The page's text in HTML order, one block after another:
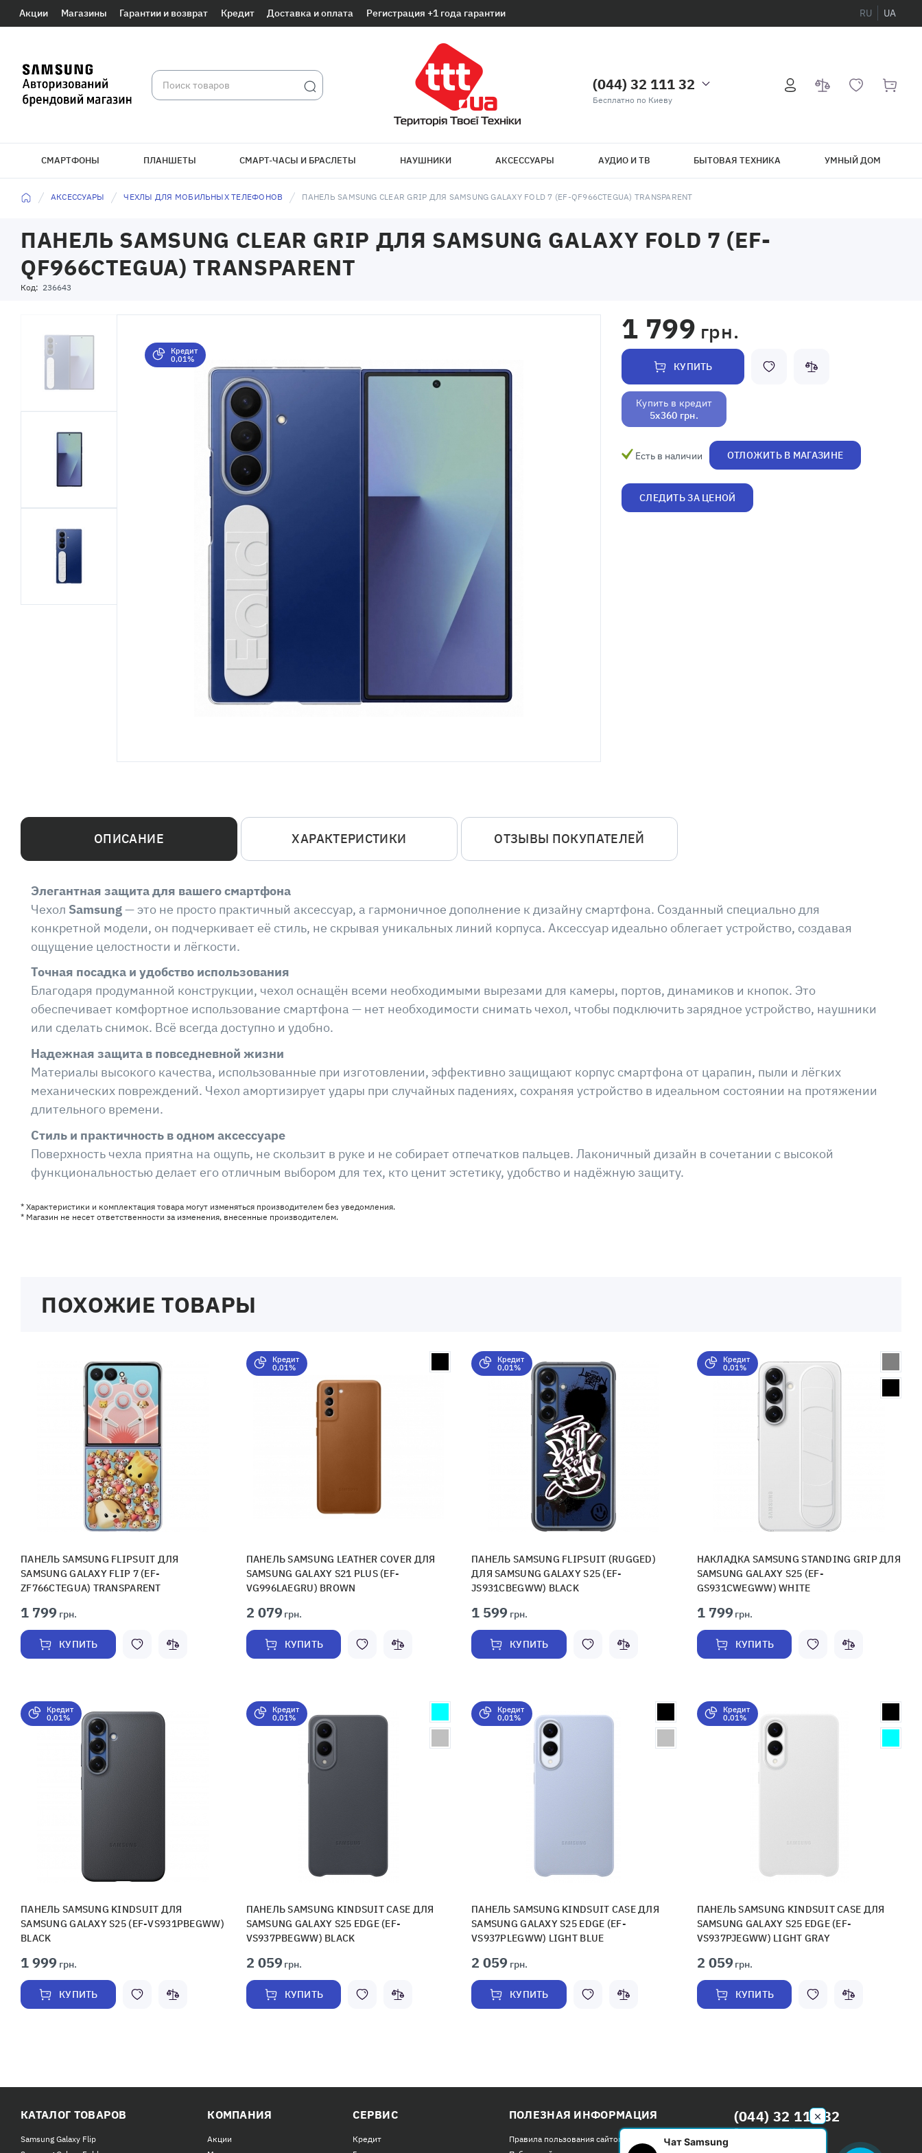
Акции Магазины Гарантии и возврат Кредит Доставка и оплата Регистрация +1 года гарантии RU UA
(044) 32 111 32
Бесплатно по Киеву
СМАРТФОНЫ ПЛАНШЕТЫ СМАРТ-ЧАСЫ И БРАСЛЕТЫ НАУШНИКИ АКСЕССУАРЫ АУДИО И ТВ БЫТОВАЯ ТЕХНИКА УМНЫЙ ДОМ
АКСЕССУАРЫ ЧЕХЛЫ ДЛЯ МОБИЛЬНЫХ ТЕЛЕФОНОВ ПАНЕЛЬ SAMSUNG CLEAR GRIP ДЛЯ SAMSUNG GALAXY FOLD 7 (EF-QF966CTEGUA) TRANSPARENT
ПАНЕЛЬ SAMSUNG CLEAR GRIP ДЛЯ SAMSUNG GALAXY FOLD 7 (EF-
QF966CTEGUA) TRANSPARENT
Код: 236643
Кредит
0,01%
1 799 грн.
КУПИТЬ
Купить в кредит
5x360 грн.
Есть в наличии ОТЛОЖИТЬ В МАГАЗИНЕ
СЛЕДИТЬ ЗА ЦЕНОЙ
ОПИСАНИЕ
Элегантная защита для вашего смартфона
Чехол Samsung— это не просто практичный аксессуар, а гармоничное дополнение к дизайну смартфона. Созданный специально для
конкретной модели, он подчеркивает её стиль, не скрывая уникальных линий корпуса. Аксессуар идеально облегает устройство, создавая
ощущение целостности и лёгкости.
Точная посадка и удобство использования
Благодаря продуманной конструкции, чехол оснащён всеми необходимыми вырезами для камеры, портов, динамиков и кнопок. Это
обеспечивает комфортное использование смартфона — нет необходимости снимать чехол, чтобы подключить зарядное устройство, наушники
или сделать снимок. Всё всегда доступно и удобно.
Надежная защита в повседневной жизни
Материалы высокого качества, использованные при изготовлении, эффективно защищают корпус смартфона от царапин, пыли и лёгких
механических повреждений. Чехол амортизирует удары при случайных падениях, сохраняя устройство в идеальном состоянии на протяжении
длительного времени.
Стиль и практичность в одном аксессуаре
Поверхность чехла приятна на ощупь, не скользит в руке и не собирает отпечатков пальцев. Лаконичный дизайн в сочетании с высокой
функциональностью делает его отличным выбором для тех, кто ценит эстетику, удобство и надёжную защиту.
* Характеристики и комплектация товара могут изменяться производителем без уведомления.
* Магазин не несет ответственности за изменения, внесенные производителем.
ХАРАКТЕРИСТИКИ ОТЗЫВЫ ПОКУПАТЕЛЕЙ
ПОХОЖИЕ ТОВАРЫ
ПАНЕЛЬ SAMSUNG FLIPSUIT ДЛЯ
SAMSUNG GALAXY FLIP 7 (EF-
ZF766CTEGUA) TRANSPARENT
1 799 грн.
КУПИТЬ
Кредит
0,01%
ПАНЕЛЬ SAMSUNG LEATHER COVER ДЛЯ
SAMSUNG GALAXY S21 PLUS (EF-
VG996LAEGRU) BROWN
2 079грн.
КУПИТЬ
Кредит
0,01%
ПАНЕЛЬ SAMSUNG FLIPSUIT (RUGGED)
ДЛЯ SAMSUNG GALAXY S25 (EF-
JS931CBEGWW) BLACK
1 599 грн.
КУПИТЬ
Кредит
0,01%
НАКЛАДКА SAMSUNG STANDING GRIP ДЛЯ
SAMSUNG GALAXY S25 (EF-
GS931CWEGWW) WHITE
1 799грн.
КУПИТЬ
Кредит
0,01%
ПАНЕЛЬ SAMSUNG KINDSUIT ДЛЯ
SAMSUNG GALAXY S25 (EF-VS931PBEGWW)
BLACK
1 999 грн.
КУПИТЬ
Кредит
0,01%
ПАНЕЛЬ SAMSUNG KINDSUIT CASE ДЛЯ
SAMSUNG GALAXY S25 EDGE (EF-
VS937PBEGWW) BLACK
2 059грн.
КУПИТЬ
Кредит
0,01%
ПАНЕЛЬ SAMSUNG KINDSUIT CASE ДЛЯ
SAMSUNG GALAXY S25 EDGE (EF-
VS937PLEGWW) LIGHT BLUE
2 059 грн.
КУПИТЬ
Кредит
0,01%
ПАНЕЛЬ SAMSUNG KINDSUIT CASE ДЛЯ
SAMSUNG GALAXY S25 EDGE (EF-
VS937PJEGWW) LIGHT GRAY
2 059грн.
КУПИТЬ
КАТАЛОГ ТОВАРОВ
Samsung Galaxy Flip
КОМПАНИЯ
Акции
СЕРВИС
Кредит
ПОЛЕЗНАЯ ИНФОРМАЦИЯ
Правила пользования сайтом
(044) 32 111 32
Бесплатно по Киеву
Чат Samsung